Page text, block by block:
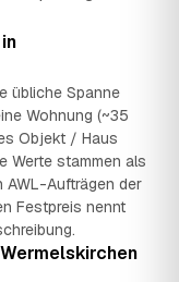
übliche Spanne
Wohnung (~35
Objekt / Haus
Werte stammen als
AWL-Aufträgen der
Festpreis nennt